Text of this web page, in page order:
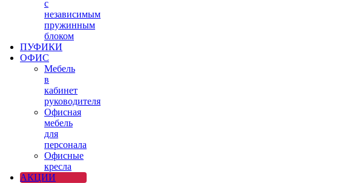
с
независимым
пружинным
блоком
ПУФИКИ
ОФИС
Мебель
в
кабинет
руководителя
Офисная
мебель
для
персонала
Офисные
кресла
АКЦИИ